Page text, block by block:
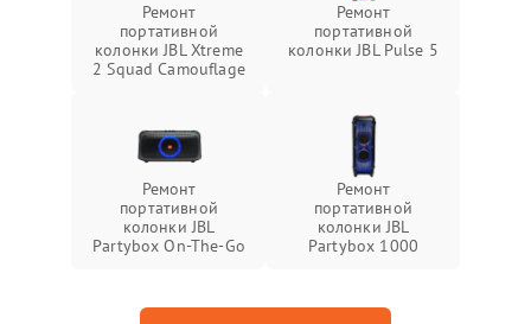
Ремонт
портативной
колонки JBL Xtreme
2 Squad Camouflage
Ремонт
портативной
колонки JBL Pulse 5
Ремонт
портативной
колонки JBL
Partybox On-The-Go
Ремонт
портативной
колонки JBL
Partybox 1000